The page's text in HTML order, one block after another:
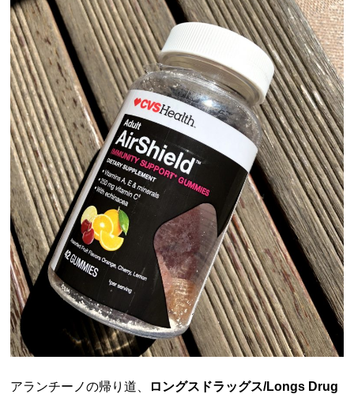
アランチーノの帰り道、
ロングスドラッグス/Longs Drug